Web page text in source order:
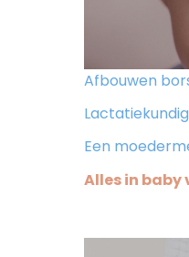
Afbouwen
Een
Alles in baby